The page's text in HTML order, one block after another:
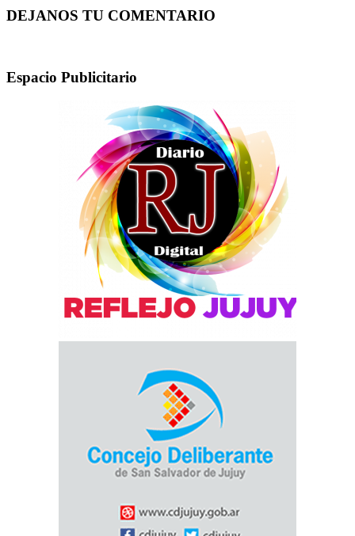
DEJANOS TU COMENTARIO
Espacio Publicitario